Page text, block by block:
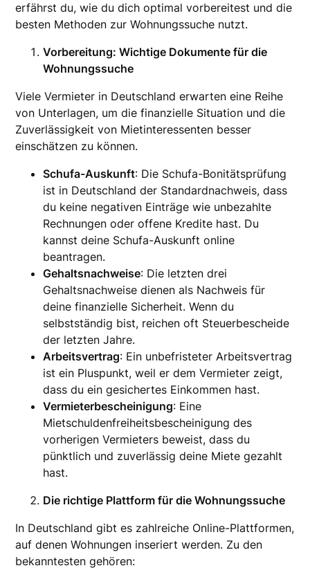
erfährst du, wie du dich optimal vorbereitest und die
besten Methoden zur Wohnungssuche nutzt.
Vorbereitung: Wichtige Dokumente für die
Wohnungssuche
Viele Vermieter in Deutschland erwarten eine Reihe
von Unterlagen, um die finanzielle Situation und die
Zuverlässigkeit von Mietinteressenten besser
einschätzen zu können.
Schufa-Auskunft: Die Schufa-Bonitätsprüfung
ist in Deutschland der Standardnachweis, dass
du keine negativen Einträge wie unbezahlte
Rechnungen oder offene Kredite hast. Du
kannst deine Schufa-Auskunft online
beantragen.
Gehaltsnachweise: Die letzten drei
Gehaltsnachweise dienen als Nachweis für
deine finanzielle Sicherheit. Wenn du
selbstständig bist, reichen oft Steuerbescheide
der letzten Jahre.
Arbeitsvertrag: Ein unbefristeter Arbeitsvertrag
ist ein Pluspunkt, weil er dem Vermieter zeigt,
dass du ein gesichertes Einkommen hast.
Vermieterbescheinigung: Eine
Mietschuldenfreiheitsbescheinigung des
vorherigen Vermieters beweist, dass du
pünktlich und zuverlässig deine Miete gezahlt
hast.
Die richtige Plattform für die Wohnungssuche
In Deutschland gibt es zahlreiche Online-Plattformen,
auf denen Wohnungen inseriert werden. Zu den
bekanntesten gehören: